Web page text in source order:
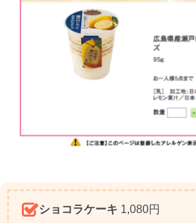
ショコラケーキ 1,080円